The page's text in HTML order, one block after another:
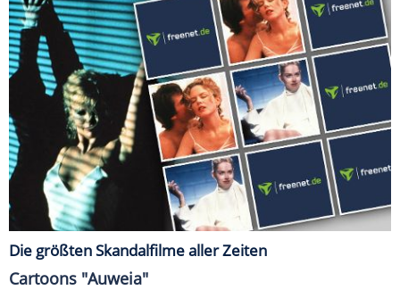
Die größten Skandalfilme aller Zeiten
Cartoons "Auweia"